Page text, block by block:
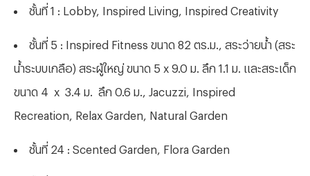
ชั้นที่ 1 : Lobby, Inspired Living, Inspired Creativity
ชั้นที่ 5 : Inspired Fitness ขนาด 82 ตร.ม., สระว่ายน้ำ (สระ
น้ำระบบเกลือ) สระผู้ใหญ่ ขนาด 5 x 9.0 ม. ลึก 1.1 ม. และสระเด็ก
ขนาด 4 x 3.4 ม. ลึก 0.6 ม., Jacuzzi, Inspired
Recreation, Relax Garden, Natural Garden
ชั้นที่ 24 : Scented Garden, Flora Garden